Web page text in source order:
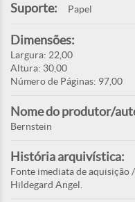
Suporte: Papel
Dimensões:
Largura: 22,00
Altura: 30,00
Número de Páginas: 97,00
Nome do produtor/
Bernstein
História arquivística:
Fonte imediata de
Hildegard Angel.